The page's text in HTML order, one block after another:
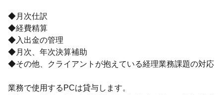
◆月次仕訳
◆経費精算
◆入出金の管理
◆月次、年次決算補助
◆その他、クライアントが抱えている経理業務課題の対応
業務で使用するPCは貸与します。